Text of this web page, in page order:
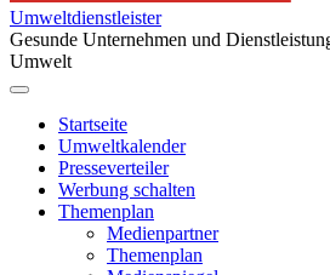
Umweltdienstleister
Gesunde Unternehmen und
Umwelt
Startseite
Umweltkalender
Presseverteiler
Werbung schalten
Themenplan
Medienpartner
Themenplan